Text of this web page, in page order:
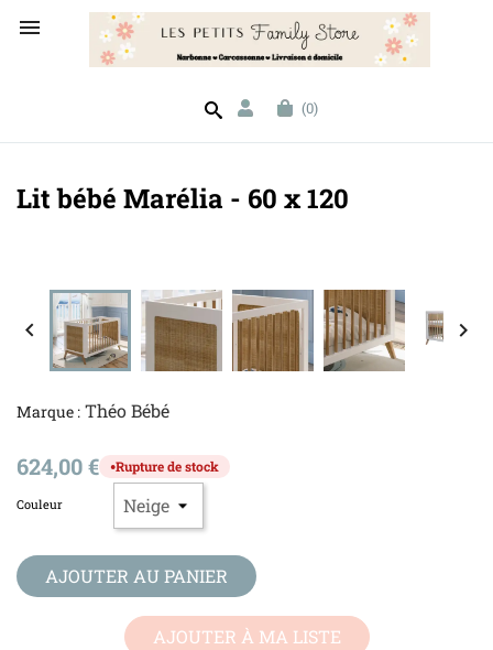

(0)
Lit bébé Marélia - 60 x 120
 
Marque : Théo Bébé
624,00 € ●Rupture de stock
Couleur
AJOUTER AU PANIER
AJOUTER À MA LISTE